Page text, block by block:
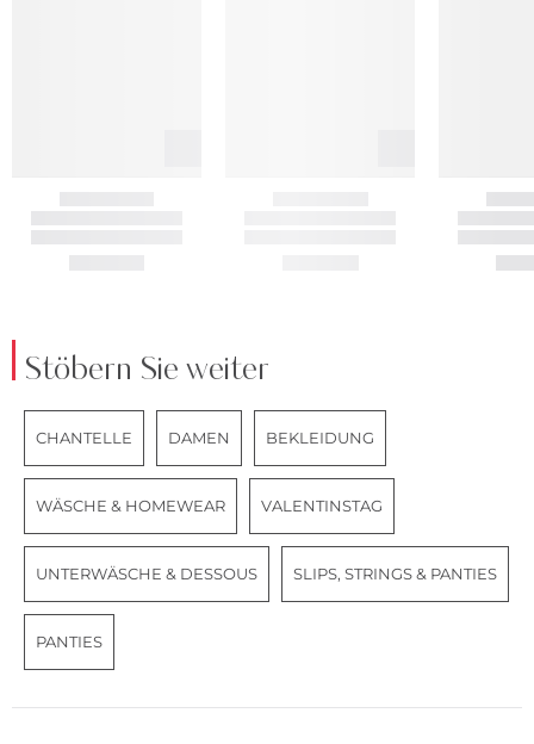
Stöbern Sie weiter
CHANTELLE DAMEN BEKLEIDUNG
WÄSCHE & HOMEWEAR VALENTINSTAG
UNTERWÄSCHE & DESSOUS SLIPS, STRINGS & PANTIES
PANTIES